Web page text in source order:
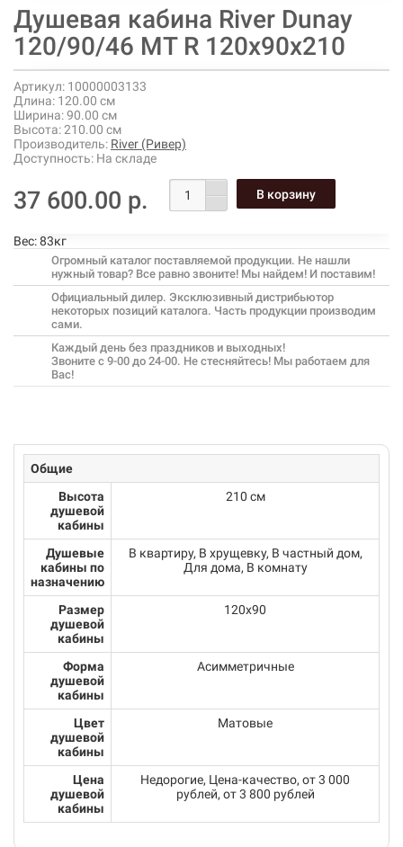
Душевая кабина River Dunay
120/90/46 МТ R 120х90х210
Артикул: 10000003133
Длина: 120.00 см
Ширина:90.00 см
Высота:210.00 см
Производитель: River (Ривер)
Доступность: На складе
37 600.00 р.
Вес:83кг
Огромный каталог поставляемой продукции. Не нашли
нужный товар? Все равно звоните! Мы найдем! И поставим!
Официальный дилер. Эксклюзивный дистрибьютор
некоторых позиций каталога. Часть продукции производим
сами.
Каждый день без праздников и выходных!
Звоните с 9-00 до 24-00. Не стесняйтесь! Мы работаем для
Вас!
Общие
Высота
душевой
кабины
210 см
Душевые
кабины по
назначению
В квартиру, В хрущевку, В частный дом,
Для дома, В комнату
Размер
душевой
кабины
120x90
Форма
душевой
кабины
Асимметричные
Цвет
душевой
кабины
Матовые
Цена
душевой
кабины
Недорогие, Цена-качество, от 3 000
рублей, от 3 800 рублей